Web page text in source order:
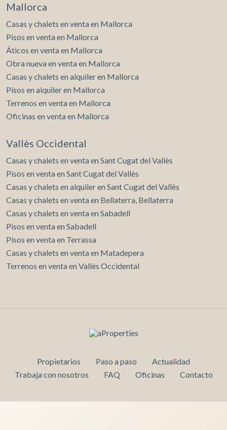
Mallorca
Casas y chalets en venta en Mallorca
Pisos en venta en Mallorca
Áticos en venta en Mallorca
Obra nueva en venta en Mallorca
Casas y chalets en alquiler en Mallorca
Pisos en alquiler en Mallorca
Terrenos en venta en Mallorca
Oficinas en venta en Mallorca
Vallès Occidental
Casas y chalets en venta en Sant Cugat del Vallès
Pisos en venta en Sant Cugat del Vallès
Casas y chalets en alquiler en Sant Cugat del Vallès
Casas y chalets en venta en Bellaterra, Bellaterra
Casas y chalets en venta en Sabadell
Pisos en venta en Sabadell
Pisos en venta en Terrassa
Casas y chalets en venta en Matadepera
Terrenos en venta en Vallès Occidental
Propietarios Paso a paso
Actualidad
Trabaja con nosotros
FAQ Oficinas Contacto